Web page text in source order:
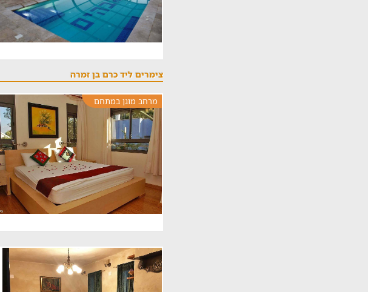
צימרים ליד כרם בן זמרה
מרחב מוגן במתחם